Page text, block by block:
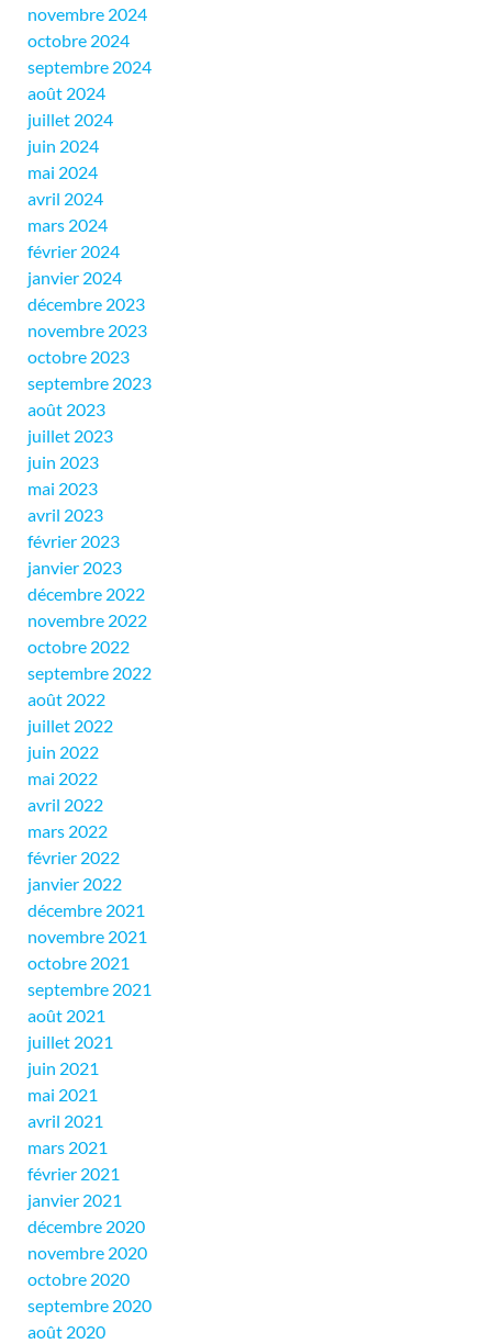
novembre 2024
octobre 2024
septembre 2024
août 2024
juillet 2024
juin 2024
mai 2024
avril 2024
mars 2024
février 2024
janvier 2024
décembre 2023
novembre 2023
octobre 2023
septembre 2023
août 2023
juillet 2023
juin 2023
mai 2023
avril 2023
février 2023
janvier 2023
décembre 2022
novembre 2022
octobre 2022
septembre 2022
août 2022
juillet 2022
juin 2022
mai 2022
avril 2022
mars 2022
février 2022
janvier 2022
décembre 2021
novembre 2021
octobre 2021
septembre 2021
août 2021
juillet 2021
juin 2021
mai 2021
avril 2021
mars 2021
février 2021
janvier 2021
décembre 2020
novembre 2020
octobre 2020
septembre 2020
août 2020